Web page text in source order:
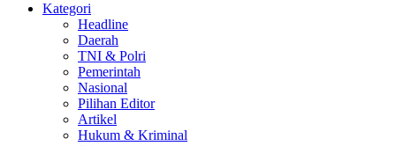
Kategori
Headline
Daerah
TNI & Polri
Pemerintah
Nasional
Pilihan Editor
Artikel
Hukum & Kriminal